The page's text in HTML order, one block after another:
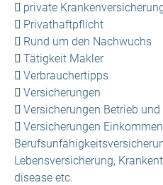
private
Privathaftpflicht
Rund um den Nachwuchs
Tätigkeit Makler
Verbrauchertipps
Versicherungen
Versicherungen Betrieb und
Versicherungen
Lebensversicherung,
disease etc.